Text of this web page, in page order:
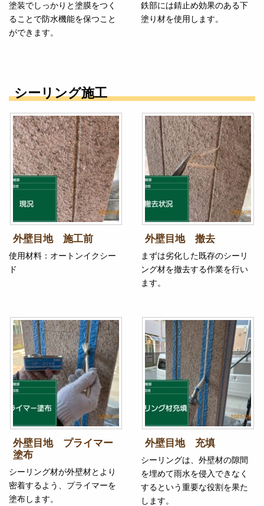
塗装でしっかりと塗膜をつく
ることで防水機能を保つこと
ができます。
鉄部には錆止め効果のある下
塗り材を使用します。
シーリング施工
外壁目地 施工前
使用材料：オートンイクシー
ド
外壁目地 撤去
まずは劣化した既存のシーリ
ング材を撤去する作業を行い
ます。
外壁目地 プライマー
塗布
シーリング材が外壁材とより
密着するよう、プライマーを
塗布します。
外壁目地 充填
シーリングは、外壁材の隙間
を埋めて雨水を侵入できなく
するという重要な役割を果た
します。